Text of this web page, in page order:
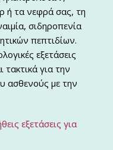
ή τα νεφρά σας, τη
σιδηροπενία
πεπτιδίων.
εξετάσεις
τακτικά για την
ασθενούς με την
εξετάσεις για